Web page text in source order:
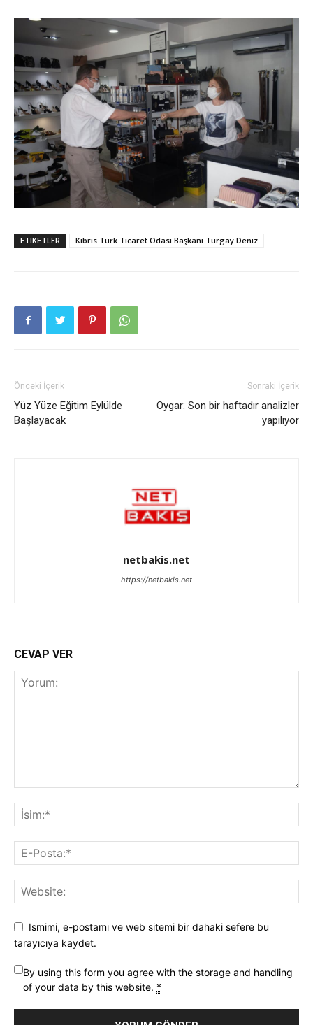
ETIKETLER Kıbrıs Türk Ticaret Odası Başkanı Turgay Deniz
Önceki İçerik
Yüz Yüze Eğitim Eylülde
Başlayacak
Sonraki İçerik
Oygar: Son bir haftadır analizler
yapılıyor
netbakis.net
https://netbakis.net
CEVAP VER
Ismimi, e-postamı ve web sitemi bir dahaki sefere bu
tarayıcıya kaydet.
By using this form you agree with the storage and handling
of your data by this website. *